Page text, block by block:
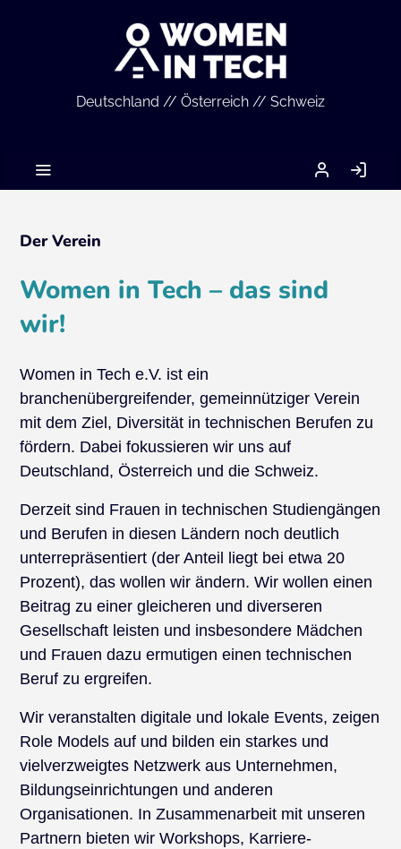
Deutschland // Österreich // Schweiz
MEIN
ACCOUNT
Der Verein
Women in Tech – das sind
wir!
Women in Tech e.V. ist ein
branchenübergreifender, gemeinnütziger Verein
mit dem Ziel, Diversität in technischen Berufen zu
fördern. Dabei fokussieren wir uns auf
Deutschland, Österreich und die Schweiz.
Derzeit sind Frauen in technischen Studiengängen
und Berufen in diesen Ländern noch deutlich
unterrepräsentiert (der Anteil liegt bei etwa 20
Prozent), das wollen wir ändern. Wir wollen einen
Beitrag zu einer gleicheren und diverseren
Gesellschaft leisten und insbesondere Mädchen
und Frauen dazu ermutigen einen technischen
Beruf zu ergreifen.
Wir veranstalten digitale und lokale Events, zeigen
Role Models auf und bilden ein starkes und
vielverzweigtes Netzwerk aus Unternehmen,
Bildungseinrichtungen und anderen
Organisationen. In Zusammenarbeit mit unseren
Partnern bieten wir Workshops, Karriere-